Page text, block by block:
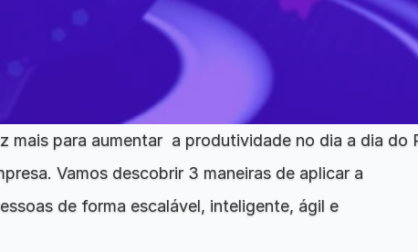
para aumentar  a produtividade no dia a dia do
Vamos descobrir 3 maneiras de aplicar a
de forma escalável, inteligente, ágil e